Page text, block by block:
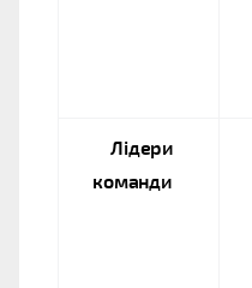
Лідери
команди